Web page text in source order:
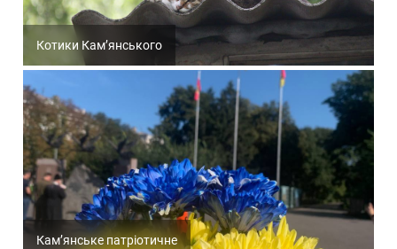
Котики Кам’янського
Кам’янське патріотичне